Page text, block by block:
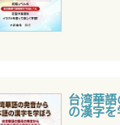
台湾華
の漢字